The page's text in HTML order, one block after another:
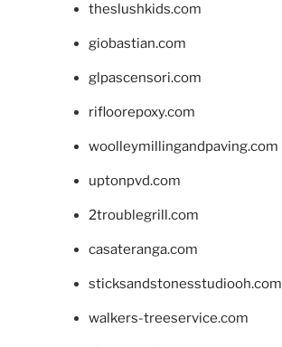
theslushkids.com
giobastian.com
glpascensori.com
rifloorepoxy.com
woolleymillingandpaving.com
uptonpvd.com
2troublegrill.com
casateranga.com
sticksandstonesstudiooh.com
walkers-treeservice.com